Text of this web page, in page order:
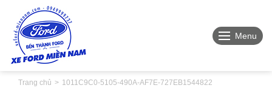
Menu
Trang chủ 1011C9C0-5105-490A-AF7E-727EB1544822